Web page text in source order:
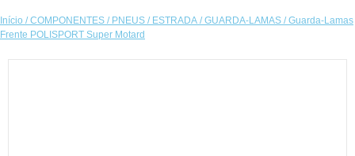
Início /COMPONENTES / PNEUS / ESTRADA /GUARDA-LAMAS / Guarda-Lamas
Frente POLISPORT Super Motard